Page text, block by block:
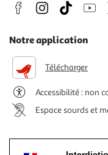
Notre application
Télécharger
Accessibilité : non
Espace sourds et